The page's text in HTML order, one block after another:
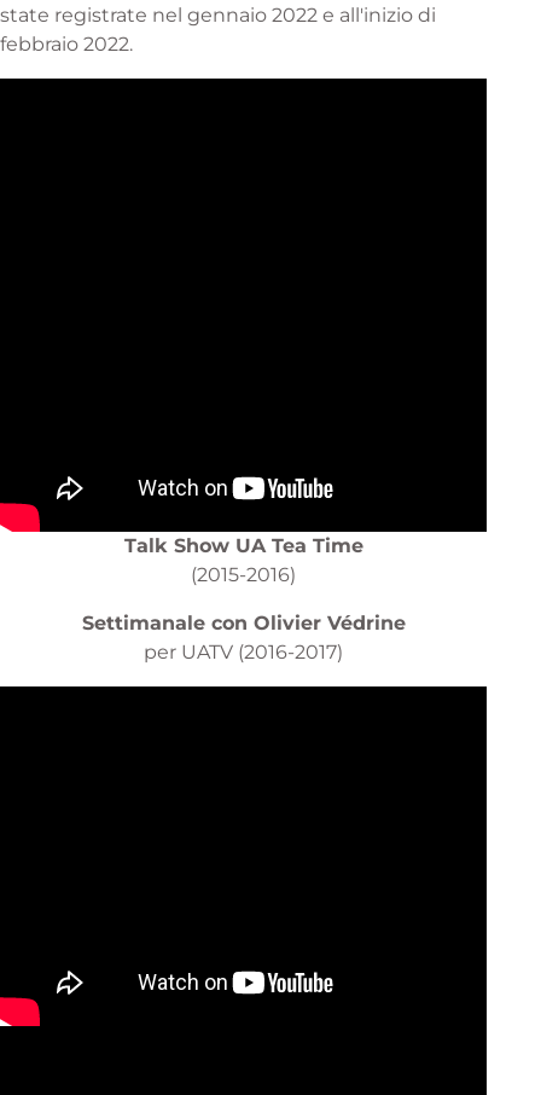
state registrate nel gennaio 2022 e all'inizio di
febbraio 2022.
Talk Show UA Tea Time
(2015-2016)
Settimanale con Olivier Védrine
per UATV (2016-2017)